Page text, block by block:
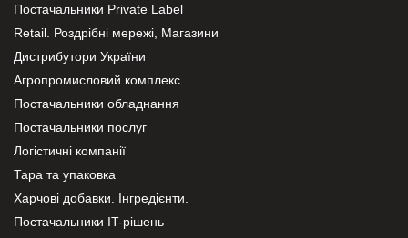
Постачальники Private Label
Retail. Роздрібні мережі, Магазини
Дистрибутори України
Агропромисловий комплекс
Постачальники обладнання
Постачальники послуг
Логістичні компанії
Тара та упаковка
Харчові добавки. Інгредієнти.
Постачальники IT-рішень